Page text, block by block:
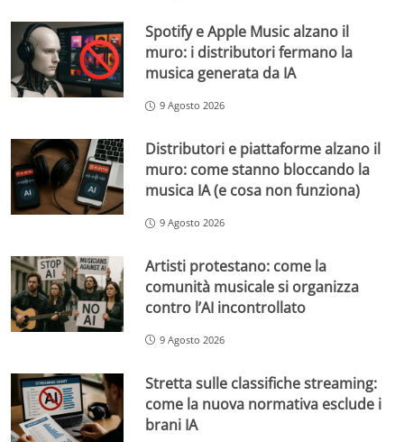
Spotify e Apple Music alzano il
muro: i distributori fermano la
musica generata da IA
9 Agosto 2026
Distributori e piattaforme alzano il
muro: come stanno bloccando la
musica IA (e cosa non funziona)
9 Agosto 2026
Artisti protestano: come la
comunità musicale si organizza
contro l’AI incontrollato
9 Agosto 2026
Stretta sulle classifiche streaming:
come la nuova normativa esclude i
brani IA